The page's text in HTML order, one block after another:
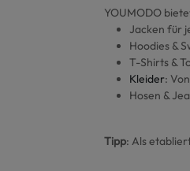
YOUMODO
Jacken für
Hoodies &
T-Shirts &
Kleider:
Hosen &
Tipp: Als